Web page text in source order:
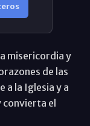
misericordia y
de las
a la Iglesia y a
convierta el